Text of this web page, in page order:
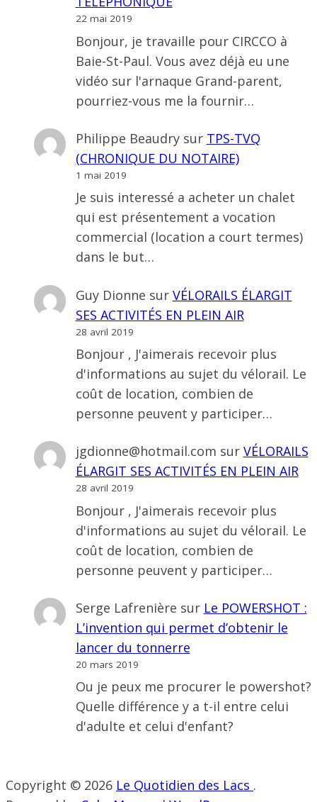
22 mai 2019
Bonjour, je travaille pour CIRCCO à
Baie-St-Paul. Vous avez déjà eu une
vidéo sur l'arnaque Grand-parent,
pourriez-vous me la fournir…
Philippe Beaudrysur TPS-TVQ
(CHRONIQUE DU NOTAIRE)
1 mai 2019
Je suis interessé a acheter un chalet
qui est présentement a vocation
commercial (location a court termes)
dans le but…
Guy Dionne sur VÉLORAILS ÉLARGIT
SES ACTIVITÉS EN PLEIN AIR
28 avril 2019
Bonjour , J'aimerais recevoir plus
d'informations au sujet du vélorail. Le
coût de location, combien de
personne peuvent y participer…
jgdionne@hotmail.com sur VÉLORAILS
ÉLARGIT SES ACTIVITÉS EN PLEIN AIR
28 avril 2019
Bonjour , J'aimerais recevoir plus
d'informations au sujet du vélorail. Le
coût de location, combien de
personne peuvent y participer…
Serge Lafrenière sur Le POWERSHOT :
L’invention qui permet d’obtenir le
lancer du tonnerre
20 mars 2019
Ou je peux me procurer le powershot?
Quelle différence y a t-il entre celui
d'adulte et celui d'enfant?
Copyright © 2026 Le Quotidien des Lacs .